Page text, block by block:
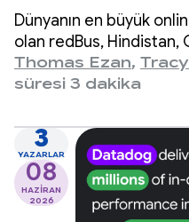
artırmak
AI Logic
kullanıyor
Dünyanın en büyük
olan redBus, Hindistan,
Amerika'da
Thomas Ezan,
süresi 3 dakika
3
YAZARLAR
08
HAZIRAN
2026